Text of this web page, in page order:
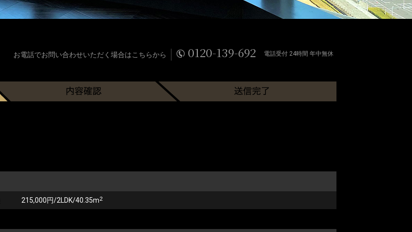
お電話でお問い合わせいただく場合はこちらから 0120-139-692 電話受付 24時間 年中無休
215,000円/2LDK/40.35m2